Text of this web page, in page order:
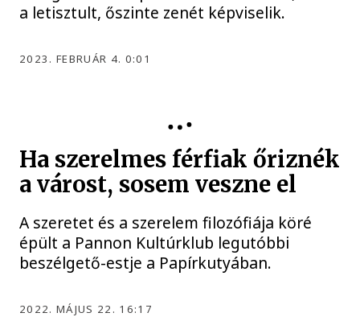
a letisztult, őszinte zenét képviselik.
2023. FEBRUÁR 4. 0:01
Ha szerelmes férfiak őriznék
a várost, sosem veszne el
A szeretet és a szerelem filozófiája köré
épült a Pannon Kultúrklub legutóbbi
beszélgető-estje a Papírkutyában.
2022. MÁJUS 22. 16:17